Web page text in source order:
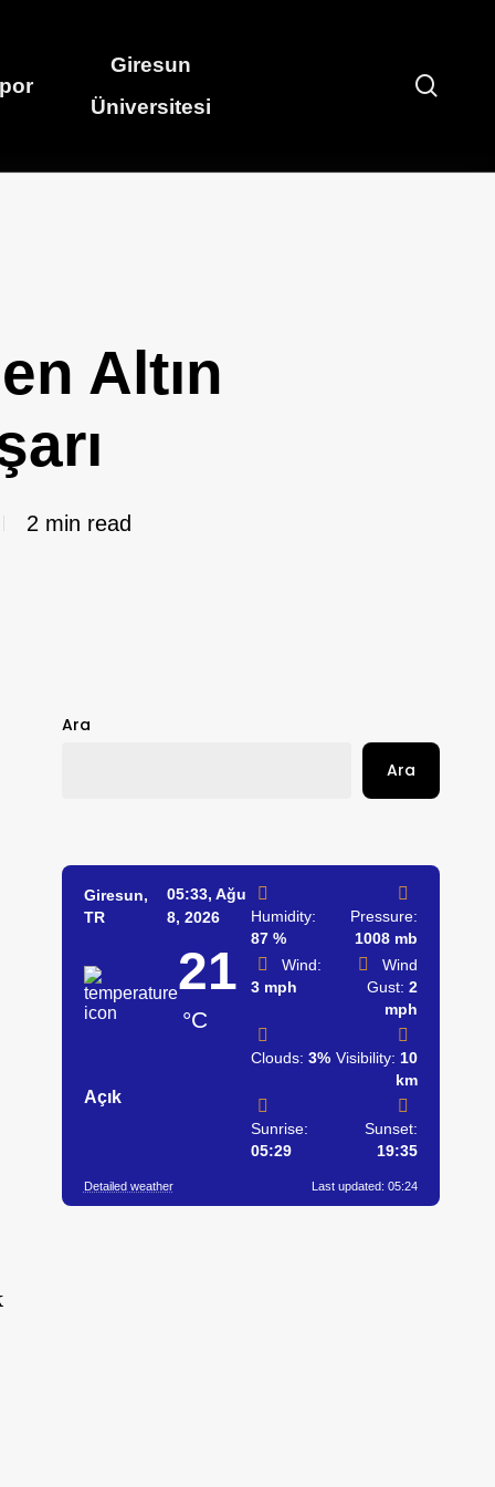
Giresun
Üniversitesi
Altın
2 min read
Ara
Ara
Giresun,
TR
05:33,Ağu
8, 2026
21
°C
Açık
Humidity:
87 %
Pressure:
1008 mb
Wind:
3 mph
Wind
Gust: 2
mph
Clouds: 3% Visibility: 10
km
Sunrise:
05:29
Sunset:
19:35
Detailed weather Last updated: 05:24